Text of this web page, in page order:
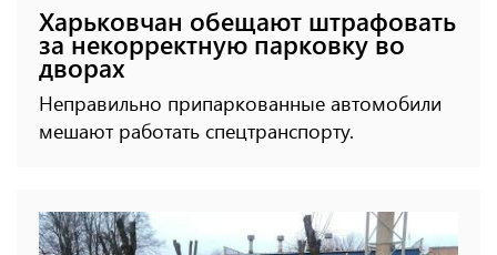
Харьковчан обещают штрафовать
за некорректную парковку во
дворах
Неправильно припаркованные автомобили
мешают работать спецтранспорту.